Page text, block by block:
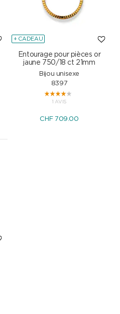
+ CADEAU
Entourage pour pièces or
jaune 750/18 ct 21mm
Bijou unisexe
8397
1 AVIS
CHF709.00